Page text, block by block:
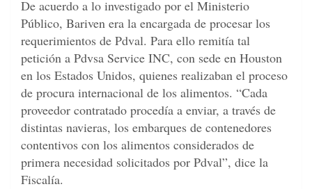
De acuerdo a lo investigado por el Ministerio
Público, Bariven era la encargada de procesar los
requerimientos de Pdval. Para ello remitía tal
petición a Pdvsa Service INC, con sede en Houston
en los Estados Unidos, quienes realizaban el proceso
de procura internacional de los alimentos. “Cada
proveedor contratado procedía a enviar, a través de
distintas navieras, los embarques de contenedores
contentivos con los alimentos considerados de
primera necesidad solicitados por Pdval”, dice la
Fiscalía.